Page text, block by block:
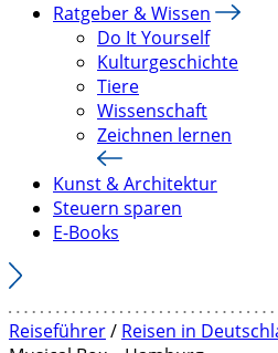
Ratgeber & Wissen
Do It Yourself
Kulturgeschichte
Tiere
Wissenschaft
Zeichnen lernen
Kunst & Architektur
Steuern sparen
E-Books
Reiseführer/ Reisen in